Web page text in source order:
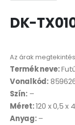
DK-
Az árak
Termék neve:
Vonalkód:
Szín:–
Méret:120 x 0,5 x
Anyag:–